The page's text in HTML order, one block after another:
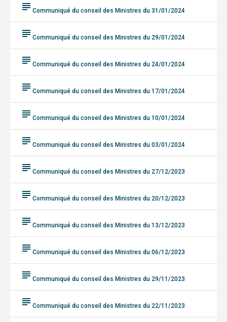
subject Communiqué du conseil des Ministres du 31/01/2024
subject Communiqué du conseil des Ministres du 29/01/2024
subject Communiqué du conseil des Ministres du 24/01/2024
subject Communiqué du conseil des Ministres du 17/01/2024
subject Communiqué du conseil des Ministres du 10/01/2024
subject Communiqué du conseil des Ministres du 03/01/2024
subject Communiqué du conseil des Ministres du 27/12/2023
subject Communiqué du conseil des Ministres du 20/12/2023
subject Communiqué du conseil des Ministres du 13/12/2023
subject Communiqué du conseil des Ministres du 06/12/2023
subject Communiqué du conseil des Ministres du 29/11/2023
subject Communiqué du conseil des Ministres du 22/11/2023